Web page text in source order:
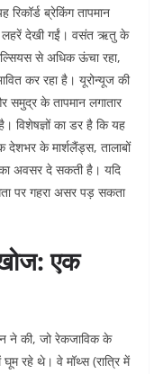
ब्रेकिंग तापमान
लहरें देखी गईं। वसंत ऋतु के
से अधिक ऊंचा रहा,
कर रहा है। यूरोन्यूज की
समुद्र के तापमान लगातार
विशेषज्ञों का डर है कि यह
देशभर के मार्शलैंड्स, तालाबों
अवसर दे सकती है। यदि
पर गहरा असर पड़ सकता
एक
ने की, जो रेकजाविक के
रहे थे। वे मॉथ्स (रात्रि में